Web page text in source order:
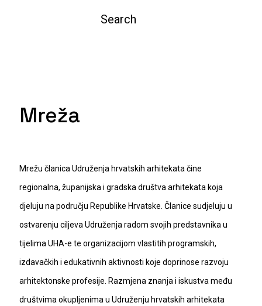
Mreža
Mrežu članica Udruženja hrvatskih arhitekata čine
regionalna, županijska i gradska društva arhitekata koja
djeluju na području Republike Hrvatske. Članice sudjeluju u
ostvarenju ciljeva Udruženja radom svojih predstavnika u
tijelima UHA-e te organizacijom vlastitih programskih,
izdavačkih i edukativnih aktivnosti koje doprinose razvoju
arhitektonske profesije. Razmjena znanja i iskustva među
društvima okupljenima u Udruženju hrvatskih arhitekata